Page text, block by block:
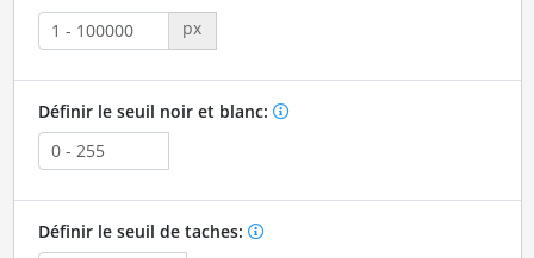
px
Définir le seuil noir et blanc:
Définir le seuil de taches: